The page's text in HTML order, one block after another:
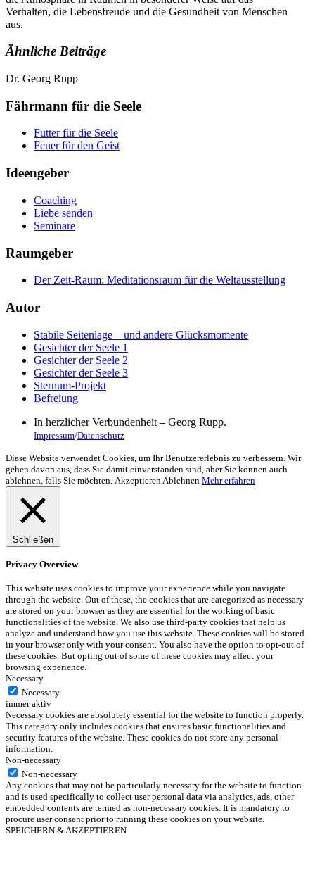
Verhalten, die Lebensfreude und die Gesundheit von Menschen
aus.
Ähnliche Beiträge
Dr. Georg Rupp
Fährmann für die Seele
Futter für die Seele
Feuer für den Geist
Ideengeber
Coaching
Liebe senden
Seminare
Raumgeber
Der Zeit-Raum: Meditationsraum für die Weltausstellung
Autor
Stabile Seitenlage – und andere Glücksmomente
Gesichter der Seele 1
Gesichter der Seele 2
Gesichter der Seele 3
Sternum-Projekt
Befreiung
In herzlicher Verbundenheit – Georg Rupp.
Impressum/Datenschutz
Diese Website verwendet Cookies, um Ihr Benutzererlebnis zu verbessern. Wir
gehen davon aus, dass Sie damit einverstanden sind, aber Sie können auch
ablehnen, falls Sie möchten. Akzeptieren Ablehnen Mehr erfahren
Schließen
Privacy Overview
This website uses cookies to improve your experience while you navigate
through the website. Out of these, the cookies that are categorized as necessary
are stored on your browser as they are essential for the working of basic
functionalities of the website. We also use third-party cookies that help us
analyze and understand how you use this website. These cookies will be stored
in your browser only with your consent. You also have the option to opt-out of
these cookies. But opting out of some of these cookies may affect your
browsing experience.
Necessary
Necessary
immer aktiv
Necessary cookies are absolutely essential for the website to function properly.
This category only includes cookies that ensures basic functionalities and
security features of the website. These cookies do not store any personal
information.
Non-necessary
Non-necessary
Any cookies that may not be particularly necessary for the website to function
and is used specifically to collect user personal data via analytics, ads, other
embedded contents are termed as non-necessary cookies. It is mandatory to
procure user consent prior to running these cookies on your website.
SPEICHERN & AKZEPTIEREN